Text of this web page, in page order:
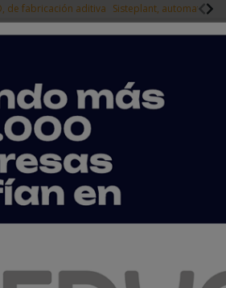
de fabricación aditiva Sisteplant,
Es noticia Login empresas Registro
comunes en
al cambio y